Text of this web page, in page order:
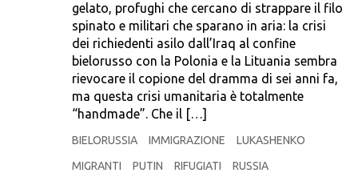
gelato, profughi che cercano di strappare il filo
spinato e militari che sparano in aria: la crisi
dei richiedenti asilo dall’Iraq al confine
bielorusso con la Polonia e la Lituania sembra
rievocare il copione del dramma di sei anni fa,
ma questa crisi umanitaria è totalmente
“handmade”. Che il […]
BIELORUSSIA IMMIGRAZIONE
LUKASHENKO
MIGRANTI
PUTIN RIFUGIATI
RUSSIA